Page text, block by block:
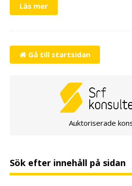
Läs mer
Gå till startsidan
Auktoriserade
Sök efter innehåll på sidan